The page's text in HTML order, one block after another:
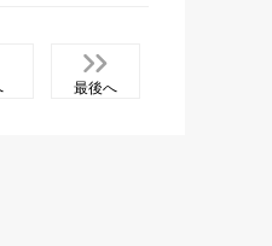
最後へ